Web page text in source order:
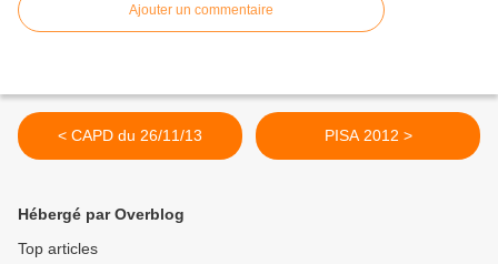
Ajouter un commentaire
< CAPD du 26/11/13 PISA 2012 >
Hébergé par Overblog
Top articles